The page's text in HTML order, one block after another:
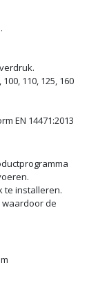
110, 125, 160
EN 14471:2013
te installeren.
de